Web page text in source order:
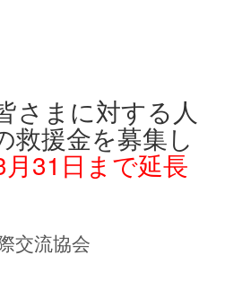
さまに対する人
救援金を募集し
31日まで延長
交流協会